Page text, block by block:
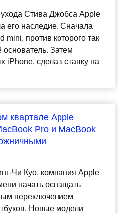
Стива Джобса Apple
его наследие. Сначала
mini, против которого так
основатель. Затем
iPhone, сделав ставку на
квартале Apple
Pro и MacBook
Чи Куо, компания Apple
начать оснащать
переключением
Новые модели